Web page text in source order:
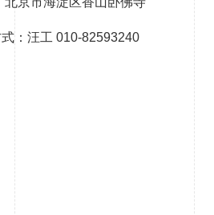
：汪工 010-82593240